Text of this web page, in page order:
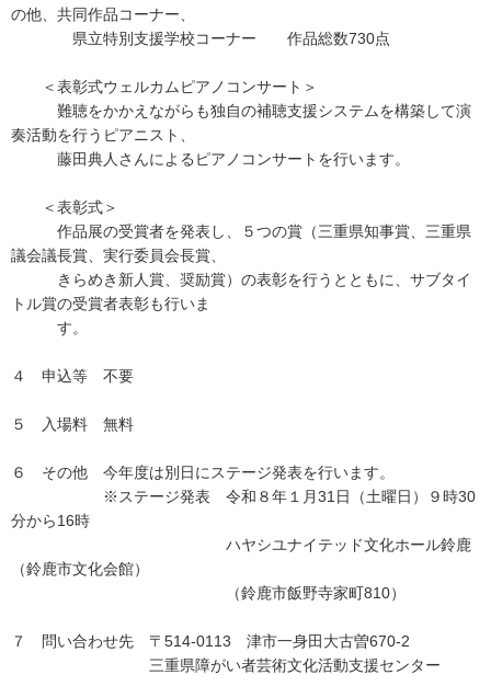
の他、共同作品コーナー、
県立特別支援学校コーナー 作品総数730点
＜表彰式ウェルカムピアノコンサート＞
難聴をかかえながらも独自の補聴支援システムを構築して演
奏活動を行うピアニスト、
藤田典人さんによるピアノコンサートを行います。
＜表彰式＞
作品展の受賞者を発表し、５つの賞（三重県知事賞、三重県
議会議長賞、実行委員会長賞、
きらめき新人賞、奨励賞）の表彰を行うとともに、サブタイ
トル賞の受賞者表彰も行いま
す。
４ 申込等 不要
５ 入場料 無料
６ その他 今年度は別日にステージ発表を行います。
※ステージ発表 令和８年１月31日（土曜日）９時30
分から16時
ハヤシユナイテッド文化ホール鈴鹿
（鈴鹿市文化会館）
（鈴鹿市飯野寺家町810）
７ 問い合わせ先 〒514-0113 津市一身田大古曽670-2
三重県障がい者芸術文化活動支援センター